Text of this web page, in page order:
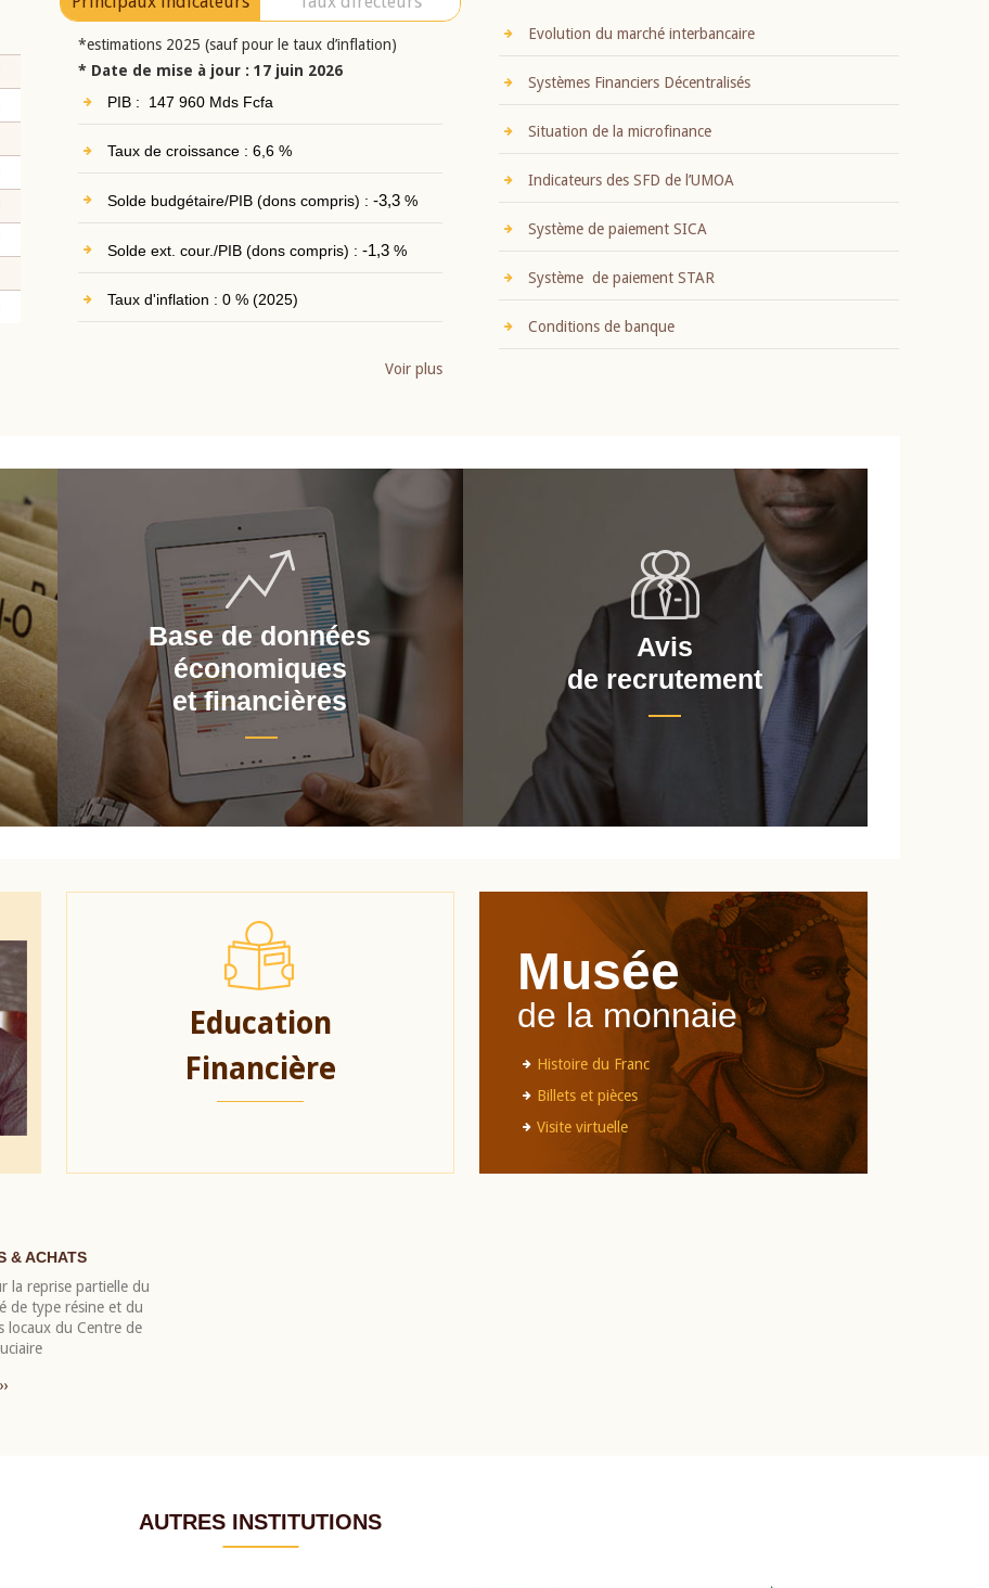
*estimations 2025 (sauf pour le taux d’inflation)
* Date de mise à jour : 17 juin 2026
PIB : 147 960 Mds Fcfa
Taux de croissance : 6,6 %
Solde budgétaire/PIB (dons compris) : -3,3%
Solde ext. cour./PIB (dons compris) : -1,3%
Taux d'inflation : 0 % (2025)
Voir plus
Evolution du marché interbancaire
Systèmes Financiers Décentralisés
Situation de la microfinance
Indicateurs des SFD de l’UMOA
Système de paiement SICA
Système de paiement STAR
Conditions de banque
Base de données
économiques
et financières
Avis
de recrutement
Education
Financière
Musée
de la monnaie
Histoire du Franc
Billets et pièces
Visite virtuelle
& ACHATS
la reprise partielle du
de type résine et du
locaux du Centre de
AUTRES INSTITUTIONS